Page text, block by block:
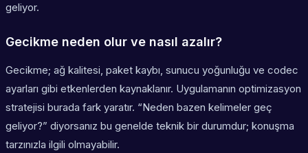
geliyor.
Gecikme neden olur ve nasıl azalır?
Gecikme; ağ kalitesi, paket kaybı, sunucu yoğunluğu ve codec
ayarları gibi etkenlerden kaynaklanır. Uygulamanın optimizasyon
stratejisi burada fark yaratır. “Neden bazen kelimeler geç
geliyor?” diyorsanız bu genelde teknik bir durumdur; konuşma
tarzınızla ilgili olmayabilir.